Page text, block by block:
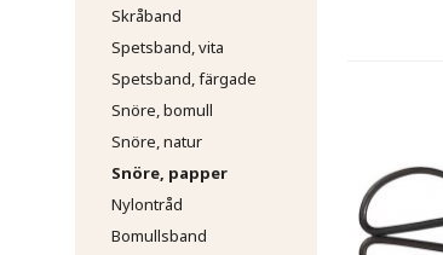
Skråband
Spetsband, vita
Spetsband, färgade
Snöre, bomull
Snöre, natur
Snöre, papper
Nylontråd
Bomullsband